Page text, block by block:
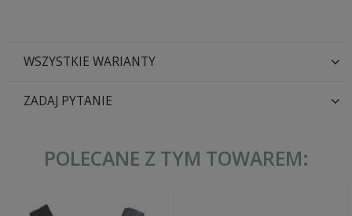
WSZYSTKIE WARIANTY
ZADAJ PYTANIE
POLECANE Z TYM TOWAREM: